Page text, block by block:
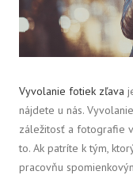
Vyvolanie fotiek zľava
nájdete u nás.
záležitosť a fotografie
to. Ak patríte k tým,
pracovňu